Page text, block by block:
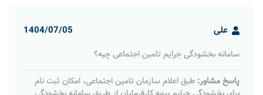
علی 1404/07/05
سامانه بخشودگی جرایم تامین اجتماعی چیه؟
پاسخ مشاور: طبق اعلام سازمان تامین اجتماعی، امکان ثبت نام